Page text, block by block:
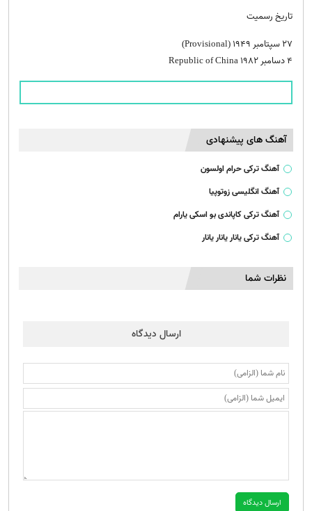
تاریخ رسمیت
۲۷ سپتامبر ۱۹۴۹ (Provisional)
۴ دسامبر ۱۹۸۲ Republic of China
آهنگ های پیشنهادی
آهنگ ترکی حرام اولسون
آهنگ انگلیسی زوتوپیا
آهنگ ترکی کاپاندی بو اسکی یارام
آهنگ ترکی یانار یانار یانار
نظرات شما
ارسال دیدگاه